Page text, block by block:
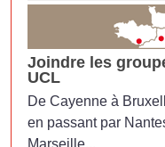
Joindre les
UCL
De Cayenne à
en passant par
Marseille...